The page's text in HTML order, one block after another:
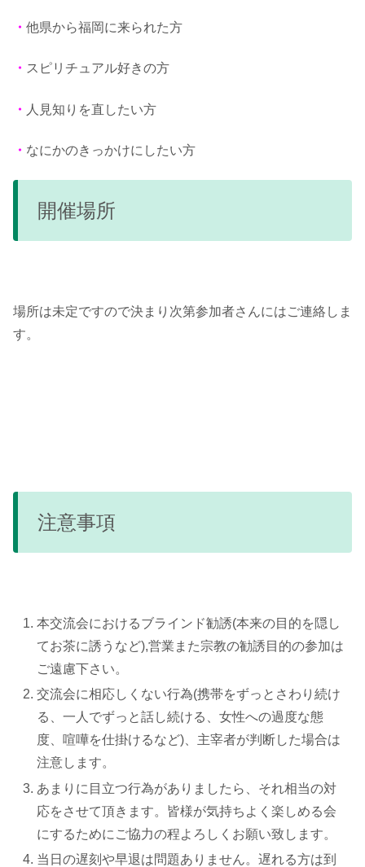
・ 他県から福岡に来られた方
・ スピリチュアル好きの方
・ 人見知りを直したい方
・ なにかのきっかけにしたい方
開催場所
場所は未定ですので決まり次第参加者さんにはご連絡しま
す。
注意事項
本交流会におけるブラインド勧誘(本来の目的を隠し
てお茶に誘うなど),営業また宗教の勧誘目的の参加は
ご遠慮下さい。
交流会に相応しくない行為(携帯をずっとさわり続け
る、一人でずっと話し続ける、女性への過度な態
度、喧嘩を仕掛けるなど)、主宰者が判断した場合は
注意します。
あまりに目立つ行為がありましたら、それ相当の対
応をさせて頂きます。皆様が気持ちよく楽しめる会
にするためにご協力の程よろしくお願い致します。
当日の遅刻や早退は問題ありません。遅れる方は到